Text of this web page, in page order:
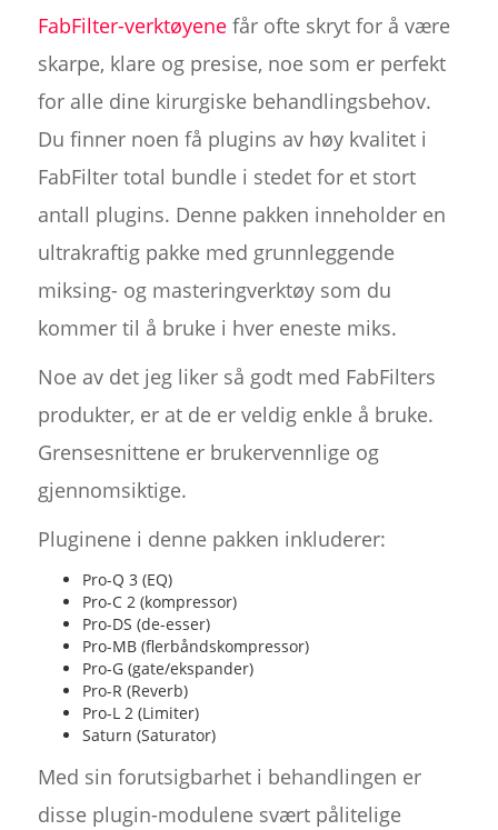
FabFilter-verktøyenefår ofte skryt for å være
skarpe, klare og presise, noe som er perfekt
for alle dine kirurgiske behandlingsbehov.
Du finner noen få plugins av høy kvalitet i
FabFilter total bundle i stedet for et stort
antall plugins. Denne pakken inneholder en
ultrakraftig pakke med grunnleggende
miksing- og masteringverktøy som du
kommer til å bruke i hver eneste miks.
Noe av det jeg liker så godt med FabFilters
produkter, er at de er veldig enkle å bruke.
Grensesnittene er brukervennlige og
gjennomsiktige.
Pluginene i denne pakken inkluderer:
Pro-Q 3 (EQ)
Pro-C 2 (kompressor)
Pro-DS (de-esser)
Pro-MB (flerbåndskompressor)
Pro-G (gate/ekspander)
Pro-R (Reverb)
Pro-L 2 (Limiter)
Saturn (Saturator)
Med sin forutsigbarhet i behandlingen er
disse plugin-modulene svært pålitelige